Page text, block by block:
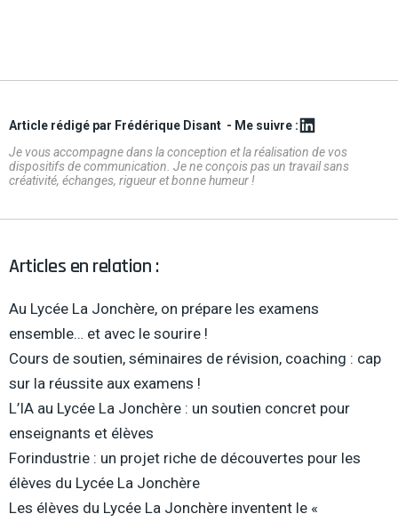
Article rédigé par Frédérique Disant - Me suivre :
Je vous accompagne dans la conception et la réalisation de vos
dispositifs de communication. Je ne conçois pas un travail sans
créativité, échanges, rigueur et bonne humeur !
Articles en relation :
Au Lycée La Jonchère, on prépare les examens
ensemble… et avec le sourire !
Cours de soutien, séminaires de révision, coaching : cap
sur la réussite aux examens !
L’IA au Lycée La Jonchère : un soutien concret pour
enseignants et élèves
Forindustrie : un projet riche de découvertes pour les
élèves du Lycée La Jonchère
Les élèves du Lycée La Jonchère inventent le «